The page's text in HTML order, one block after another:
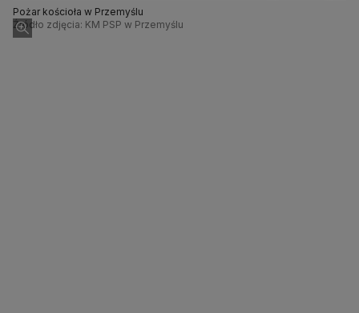
Pożar kościoła w Przemyślu
Źródło zdjęcia: KM PSP w Przemyślu